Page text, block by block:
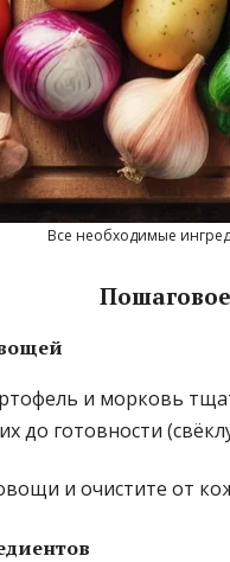
Все необходимые
и морковь
до готовности
и очистите от